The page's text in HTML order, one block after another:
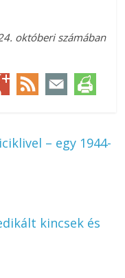
októberi számában
– egy 1944-
kincsek és